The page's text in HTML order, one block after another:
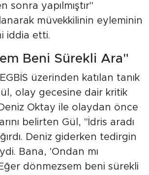
sonra yapılmıştır"
müvekkilinin eyleminin
iddia etti.
Beni Sürekli Ara"
üzerinden katılan tanık
olay gecesine dair kritik
Oktay ile olaydan önce
belirten Gül, "İdris aradı
Deniz giderken tedirgin
Bana, 'Ondan mı
dönmezsem beni sürekli